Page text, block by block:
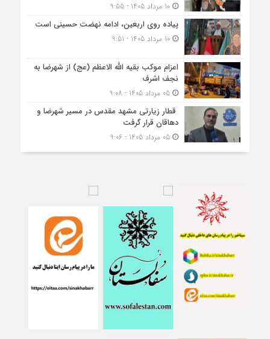
10 مرداد 1405 - 9:55
پیاده روی اربعین، ادامه نهضت حسینی است
10 مرداد 1405 - 9:51
اعزام موکب بقیه الله الاعظم (عج) از شهرضا به
نجف اشرف
05 مرداد 1405 - 9:08
قطار زیارتی مشهد مقدس در مسیر شهرضا و
دهاقان قرار گرفت
05 مرداد 1405 - 9:06